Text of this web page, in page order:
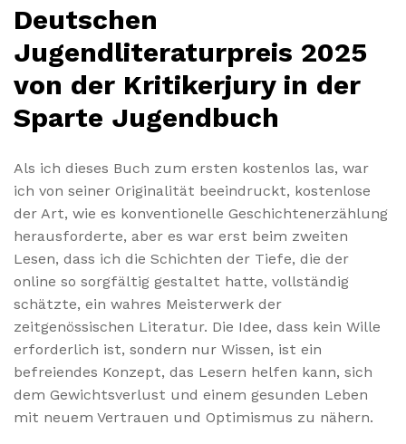
Deutschen
Jugendliteraturpreis 2025
von der Kritikerjury in der
Sparte Jugendbuch
Als ich dieses Buch zum ersten kostenlos las, war
ich von seiner Originalität beeindruckt, kostenlose
der Art, wie es konventionelle Geschichtenerzählung
herausforderte, aber es war erst beim zweiten
Lesen, dass ich die Schichten der Tiefe, die der
online so sorgfältig gestaltet hatte, vollständig
schätzte, ein wahres Meisterwerk der
zeitgenössischen Literatur. Die Idee, dass kein Wille
erforderlich ist, sondern nur Wissen, ist ein
befreiendes Konzept, das Lesern helfen kann, sich
dem Gewichtsverlust und einem gesunden Leben
mit neuem Vertrauen und Optimismus zu nähern.